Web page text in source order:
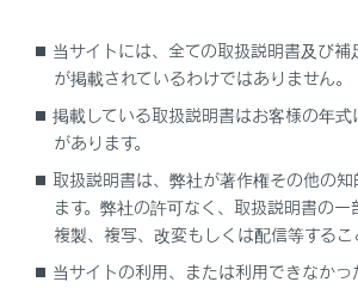
ポジションを登録するには
ポジションを呼び出すには
当サイトには、全ての取扱説明書及び
が掲載されているわけではありません。
掲載している取扱説明書はお客様の年式
があります。
取扱説明書は、弊社が著作権その他の
ます。弊社の許可なく、取扱説明書の一
複製、複写、改変もしくは配信等するこ
当サイトの利用、または利用できなか